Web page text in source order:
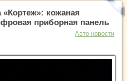
кожаная
приборная панель
Авто новости